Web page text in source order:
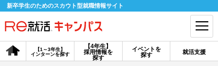
新卒学生のためのスカウト型就職情報サイト
【4年生】
採用情報を
探す
【1～3年生】
インターンを探す
イベントを
探す
就活支援
会員登録 ログイン